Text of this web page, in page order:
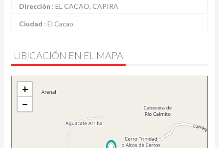
Dirección : EL CACAO, CAPIRA
Ciudad : El Cacao
UBICACIÓN EN EL MAPA
+
−